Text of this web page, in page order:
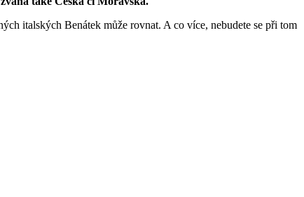
italských Benátek může rovnat. A co více, nebudete se při tom